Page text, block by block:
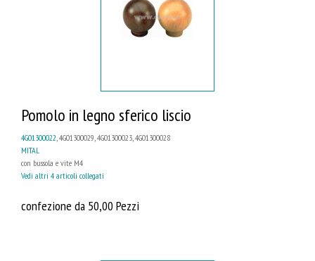
Pomolo in legno sferico liscio
4G01300022 , 4G01300029, 4G01300023, 4G01300028
MITAL
con bussola e vite M4
Vedi altri 4 articoli collegati
confezione da 50,00 Pezzi